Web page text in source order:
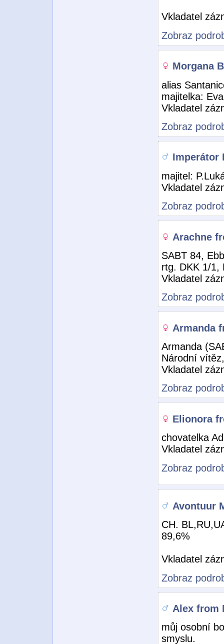
Vkladatel
Zobraz
Morgana
alias
majitelka:
Vkladatel
Zobraz
Imperátor
majitel:
Vkladatel
Zobraz
Arachne
SABT 84,
rtg. DKK 1/1,
Vkladatel
Zobraz
Armanda
Armanda
Národní
Vkladatel
Zobraz
Elionora
chovatelka
Vkladatel
Zobraz
Avontuur
CH.
89,6%
Vkladatel
Zobraz
Alex from
můj osobní
smyslu.